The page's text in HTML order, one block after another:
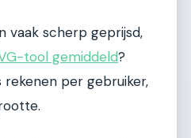
vaak scherp geprijsd,
tool gemiddeld?
rekenen per gebruiker,